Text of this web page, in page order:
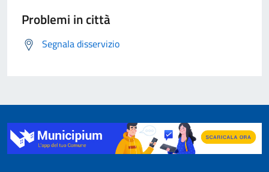
Problemi in città
Segnala disservizio